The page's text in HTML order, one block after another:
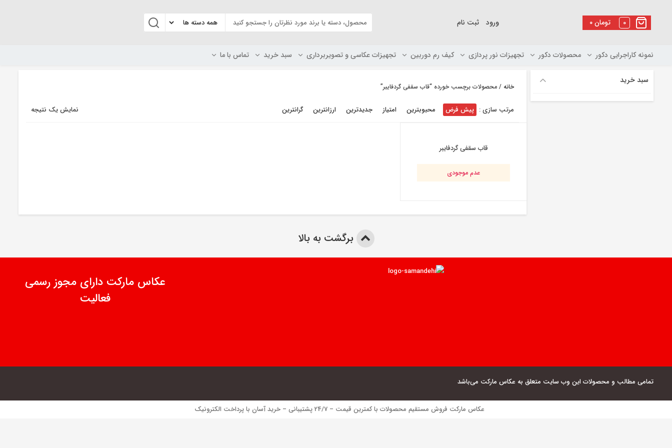
۰تومان 0 ورود ثبت نام
نمونه کاراجرایی دکور محصولات دکور تجهیزات نور پردازی کیف رم دوربین تجهیزات عکاسی و تصویربرداری سبد خرید تماس با ما
خانه / محصولات برچسب خورده “قاب سقفی گردفایبر”
نمایش یک نتیجه مرتب سازی : پیش فرض محبوبترین امتیاز جدیدترین ارزانترین گرانترین
قاب سقفی گردفایبر
عدم موجودی
سبد خرید
برگشت به بالا
عکاس مارکت دارای مجوز رسمی
فعالیت
تمامی مطالب و محصولات این وب سایت متعلق به عکاس مارکت می‌باشد
عکاس مارکت فروش مستقیم محصولات با کمترین قیمت – 24/7 پشتیبانی – خرید آسان با پرداخت الکترونیک